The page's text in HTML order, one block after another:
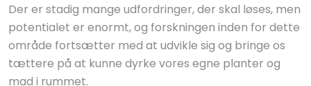
Der er stadig mange udfordringer, der skal løses, men
potentialet er enormt, og forskningen inden for dette
område fortsætter med at udvikle sig og bringe os
tættere på at kunne dyrke vores egne planter og
mad i rummet.